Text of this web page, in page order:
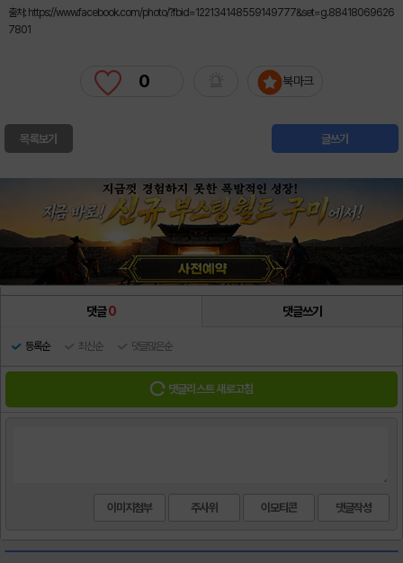
출처: https://www.facebook.com/photo/?fbid=122134148559149777&set=g.88418069626
7801
0 북마크
목록보기 글쓰기
댓글0 댓글쓰기
등록순 최신순 댓글많은순
댓글리스트 새로고침
이미지첨부 주사위 이모티콘